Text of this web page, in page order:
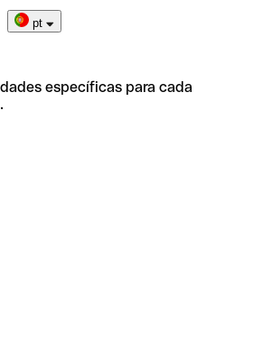
pt
específicas para cada